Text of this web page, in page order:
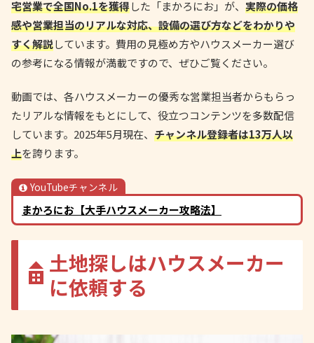
宅営業で全国No.1を獲得した「まかろにお」が、 実際の価格
感や営業担当のリアルな対応、設備の選び方などをわかりや
すく解説しています。費用の見極め方やハウスメーカー選び
の参考になる情報が満載ですので、ぜひご覧ください。
動画では、各ハウスメーカーの優秀な営業担当者からもらっ
たリアルな情報をもとにして、役立つコンテンツを多数配信
しています。2025年5月現在、 チャンネル登録者は13万人以
上を誇ります。
YouTubeチャンネル
まかろにお【大手ハウスメーカー攻略法】
土地探しはハウスメーカー
に依頼する